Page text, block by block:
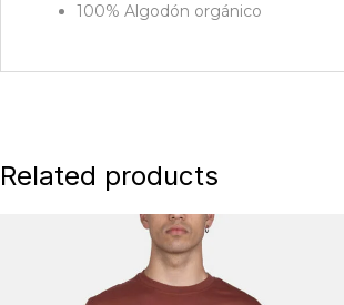
100% Algodón orgánico
Related products